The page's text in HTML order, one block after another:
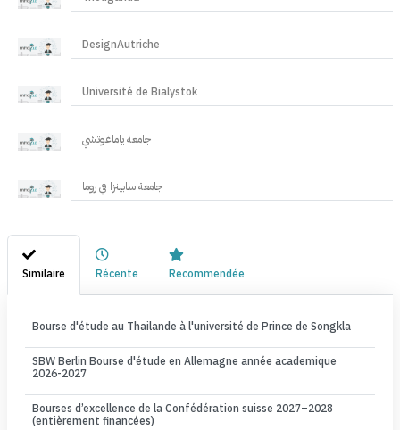
DesignAutriche
Université de Bialystok
جامعة ياماغوتشي
جامعة سابينزا في روما
Similaire Récente Recommendée
Bourse d'étude au Thailande à l'université de Prince de Songkla
SBW Berlin Bourse d'étude en Allemagne année academique
2026-2027
Bourses d’excellence de la Confédération suisse 2027–2028
(entièrement financées)